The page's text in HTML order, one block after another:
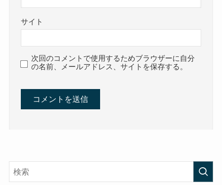
サイト
次回のコメントで使用するためブラウザーに自分
の名前、メールアドレス、サイトを保存する。